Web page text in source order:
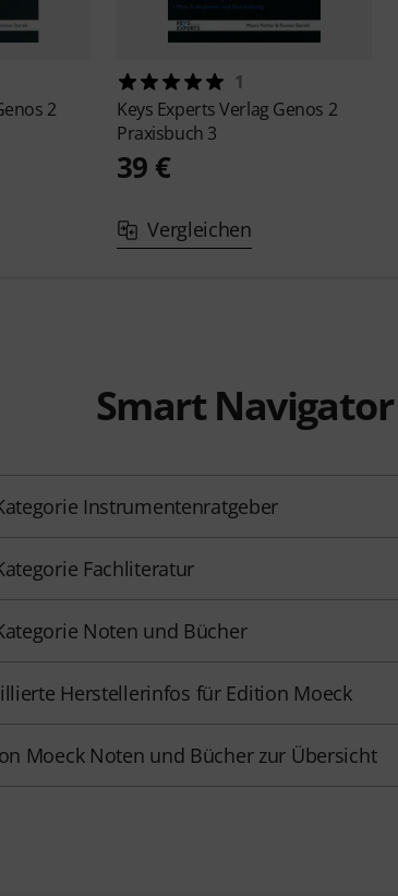
2
1
Keys Experts Verlag Genos 2
Praxisbuch 3
39 €
Vergleichen
Smart Navigator
Instrumentenratgeber
Fachliteratur
Noten und Bücher
Herstellerinfos für Edition Moeck
Moeck Noten und Bücher zur Übersicht